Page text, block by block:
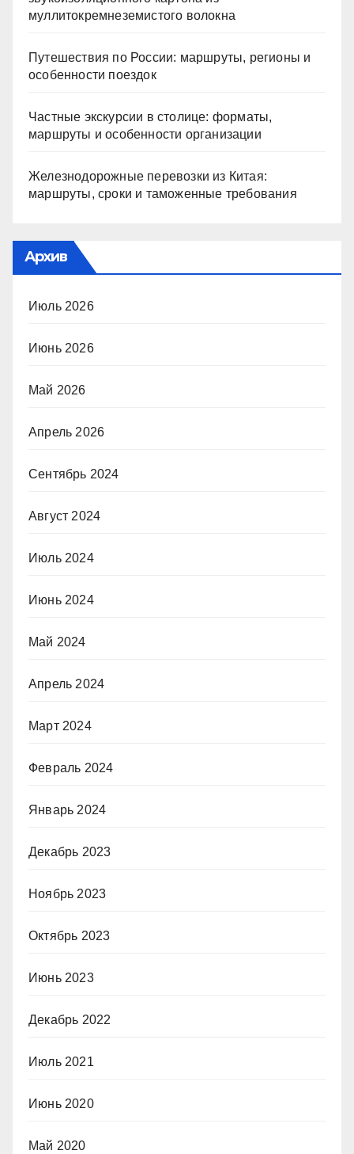
муллитокремнеземистого волокна
Путешествия по России: маршруты, регионы и
особенности поездок
Частные экскурсии в столице: форматы,
маршруты и особенности организации
Железнодорожные перевозки из Китая:
маршруты, сроки и таможенные требования
Архив
Июль 2026
Июнь 2026
Май 2026
Апрель 2026
Сентябрь 2024
Август 2024
Июль 2024
Июнь 2024
Май 2024
Апрель 2024
Март 2024
Февраль 2024
Январь 2024
Декабрь 2023
Ноябрь 2023
Октябрь 2023
Июнь 2023
Декабрь 2022
Июль 2021
Июнь 2020
Май 2020